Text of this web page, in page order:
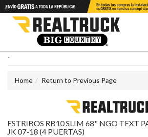
-
Home Return to Previous Page
ESTRIBOS RB10 SLIM 68" NGO TEXT
JK 07-18 (4 PUERTAS)